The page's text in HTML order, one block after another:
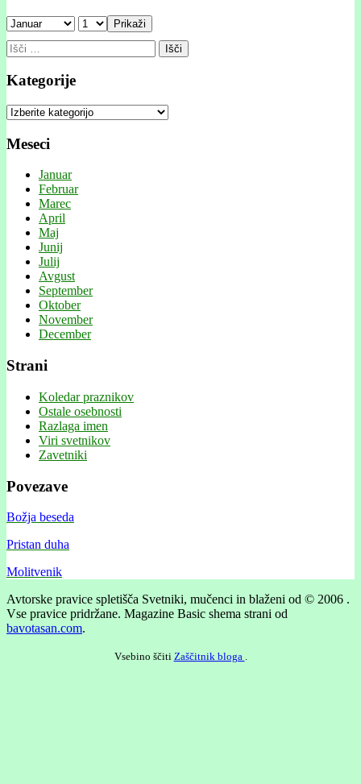
Prikaži
Išči:
Kategorije
Kategorije
Meseci
Januar
Februar
Marec
April
Maj
Junij
Julij
Avgust
September
Oktober
November
December
Strani
Koledar praznikov
Ostale osebnosti
Razlaga imen
Viri svetnikov
Zavetniki
Povezave
Božja beseda
Pristan duha
Molitvenik
Avtorske pravice spletišča Svetniki, mučenci in blaženi od © 2006 .
Vse pravice pridržane. Magazine Basic shema strani od
bavotasan.com.
Vsebino ščiti Zaščitnik bloga .